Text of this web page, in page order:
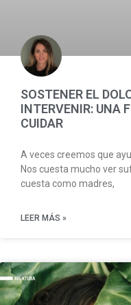
SOSTENER EL
INTERVENIR: UNA
CUIDAR
A veces creemos que
Nos cuesta mucho ver
cuesta como madres,
LEER MÁS »